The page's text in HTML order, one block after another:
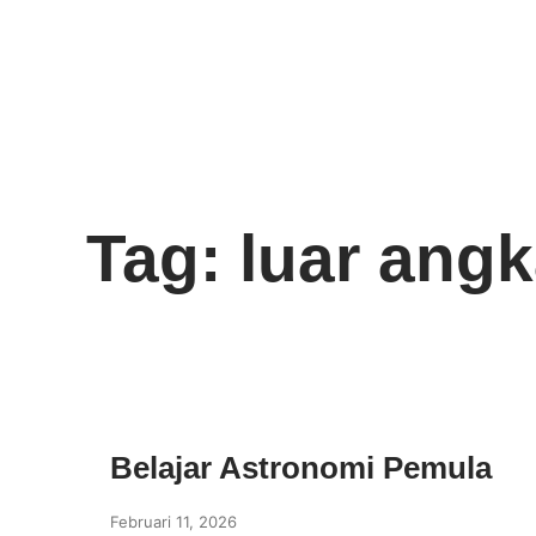
Tag: luar
Belajar Astronomi Pemula
Februari 11, 2026